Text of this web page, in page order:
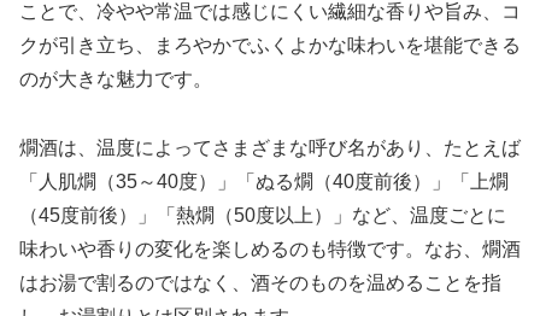
ことで、冷やや常温では感じにくい繊細な香りや旨み、コ
クが引き立ち、まろやかでふくよかな味わいを堪能できる
のが大きな魅力です。
燗酒は、温度によってさまざまな呼び名があり、たとえば
「人肌燗（35～40度）」「ぬる燗（40度前後）」「上燗
（45度前後）」「熱燗（50度以上）」など、温度ごとに
味わいや香りの変化を楽しめるのも特徴です。なお、燗酒
はお湯で割るのではなく、酒そのものを温めることを指